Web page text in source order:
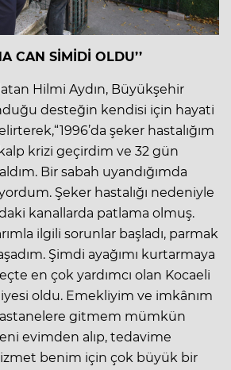
CAN SİMİDİ OLDU’’
Hilmi Aydın, Büyükşehir
desteğin kendisi için hayati
şeker hastalığım
kalp krizi geçirdim ve 32 gün
Bir sabah uyandığımda
Şeker hastalığı nedeniyle
kanallarda patlama olmuş.
ilgili sorunlar başladı, parmak
Şimdi ayağımı kurtarmaya
en çok yardımcı olan Kocaeli
oldu. Emekliyim ve imkânım
gitmem mümkün
evimden alıp, tedavime
benim için çok büyük bir